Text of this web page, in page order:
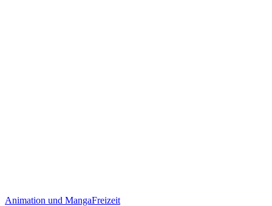
Animation und MangaFreizeit